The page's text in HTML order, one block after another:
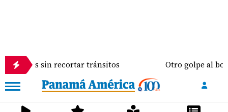
recortar tránsitos Otro golpe al bolsillo del